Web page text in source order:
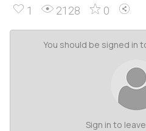
1 2128 0
You should be signed in
Sign in to